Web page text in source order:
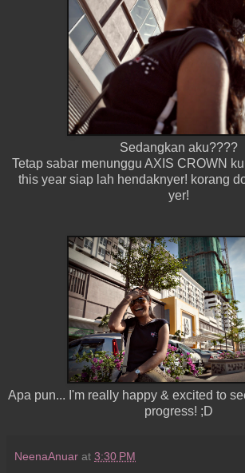
Sedangkan aku????
Tetap sabar menunggu AXIS CROWN
this year siap lah hendaknyer! korang
yer!
Apa pun... I'm really happy & excited to
progress! ;D
NeenaAnuar at 3:30 PM